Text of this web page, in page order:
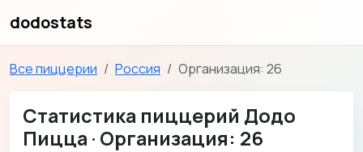
dodostats
Все пиццерии Россия Организация: 26
Статистика пиццерий Додо
Пицца · Организация: 26